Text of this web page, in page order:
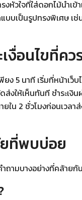
งหัวใจที่ใส่ดอกไม้น
บเป็นรูปทรงพิเศษ
อนไขที่คว
ง 5 นาที เริ่มที่หน้าเ
งให้เห็นทันที ชำระเ
ยใน 2 ชั่วโมงก่อนเว
ที่พบบ่อย
ามบางอย่างที่คล้าย